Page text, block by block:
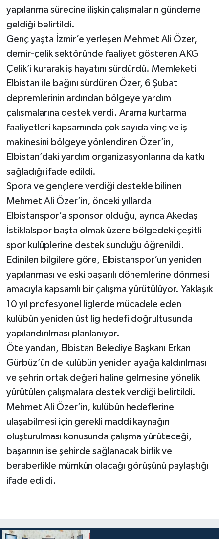
yapılanma sürecine ilişkin çalışmaların gündeme
geldiği belirtildi.
Genç yaşta İzmir’e yerleşen Mehmet Ali Özer,
demir-çelik sektöründe faaliyet gösteren AKG
Çelik’i kurarak iş hayatını sürdürdü. Memleketi
Elbistan ile bağını sürdüren Özer, 6 Şubat
depremlerinin ardından bölgeye yardım
çalışmalarına destek verdi. Arama kurtarma
faaliyetleri kapsamında çok sayıda vinç ve iş
makinesini bölgeye yönlendiren Özer’in,
Elbistan’daki yardım organizasyonlarına da katkı
sağladığı ifade edildi.
Spora ve gençlere verdiği destekle bilinen
Mehmet Ali Özer’in, önceki yıllarda
Elbistanspor’a sponsor olduğu, ayrıca Akedaş
İstiklalspor başta olmak üzere bölgedeki çeşitli
spor kulüplerine destek sunduğu öğrenildi.
Edinilen bilgilere göre, Elbistanspor’un yeniden
yapılanması ve eski başarılı dönemlerine dönmesi
amacıyla kapsamlı bir çalışma yürütülüyor. Yaklaşık
10 yıl profesyonel liglerde mücadele eden
kulübün yeniden üst lig hedefi doğrultusunda
yapılandırılması planlanıyor.
Öte yandan, Elbistan Belediye Başkanı Erkan
Gürbüz’ün de kulübün yeniden ayağa kaldırılması
ve şehrin ortak değeri haline gelmesine yönelik
yürütülen çalışmalara destek verdiği belirtildi.
Mehmet Ali Özer’in, kulübün hedeflerine
ulaşabilmesi için gerekli maddi kaynağın
oluşturulması konusunda çalışma yürüteceği,
başarının ise şehirde sağlanacak birlik ve
beraberlikle mümkün olacağı görüşünü paylaştığı
ifade edildi.